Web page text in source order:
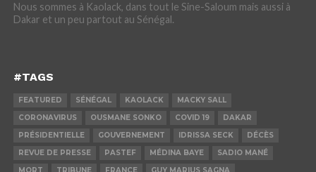
Nous sommes à Kaolack, dans tout le Sine-Saloum mais aussi à
Dakar et un peu partout au Sénégal.
#TAGS
FEATURED SÉNÉGAL KAOLACK
MACKY SALL
CORONAVIRUS
OUSMANE SONKO COVID 19
DAKAR
PRÉSIDENTIELLE
GOUVERNEMENT IDRISSA SECK
DÉCÈS
REVUE DE PRESSE
PASTEF MÉDINA BAYE
SADIO MANÉ
MORT
TRIBUNE FRANCE
GUY MARIUS SAGNA